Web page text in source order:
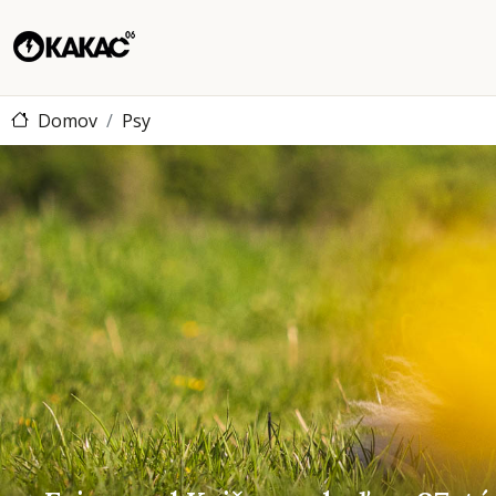
Domov Psy
Fairy pod Kojšovou